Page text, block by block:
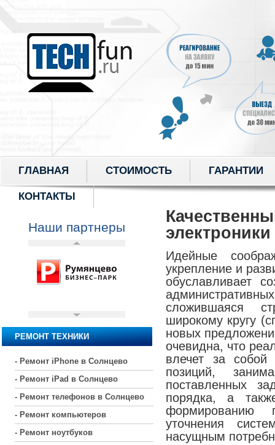
ГЛАВНАЯ СТОИМОСТЬ ГАРАНТИИ
КОНТАКТЫ
Наши партнеры
РЕМОНТ ТЕХНИКИ
- Ремонт iPhone в Солнцево
- Ремонт iPad в Солнцево
- Ремонт телефонов в Солнцево
- Ремонт компьютеров
- Ремонт ноутбуков
Идейные
укрепление и
обуславливает
сложившаяся
широкому кругу
новых
очевидна, что
влечет за собой
позиций,
поставленных
порядка, а
формированию
уточнения
насущным